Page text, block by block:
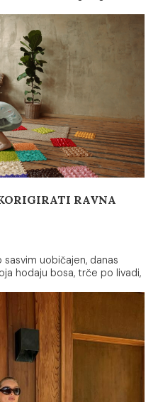
RAVNA
uobičajen, danas
hodaju bosa, trče po livadi,